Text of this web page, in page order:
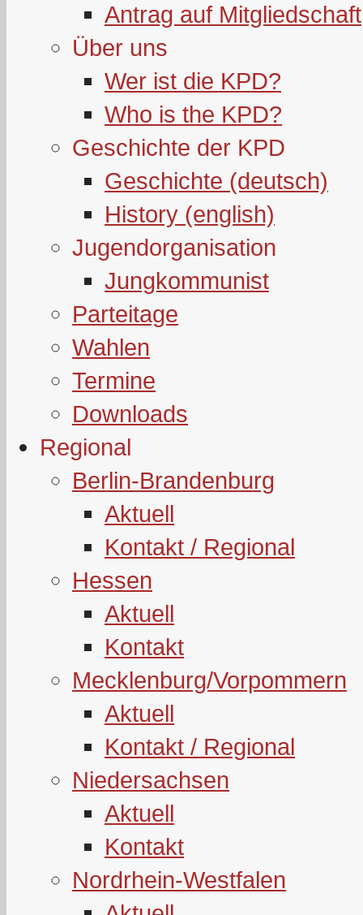
Antrag auf Mitgliedschaft
Über uns
Wer ist die KPD?
Who is the KPD?
Geschichte der KPD
Geschichte (deutsch)
History (english)
Jugendorganisation
Jungkommunist
Parteitage
Wahlen
Termine
Downloads
Regional
Berlin-Brandenburg
Aktuell
Kontakt / Regional
Hessen
Aktuell
Kontakt
Mecklenburg/Vorpommern
Aktuell
Kontakt / Regional
Niedersachsen
Aktuell
Kontakt
Nordrhein-Westfalen